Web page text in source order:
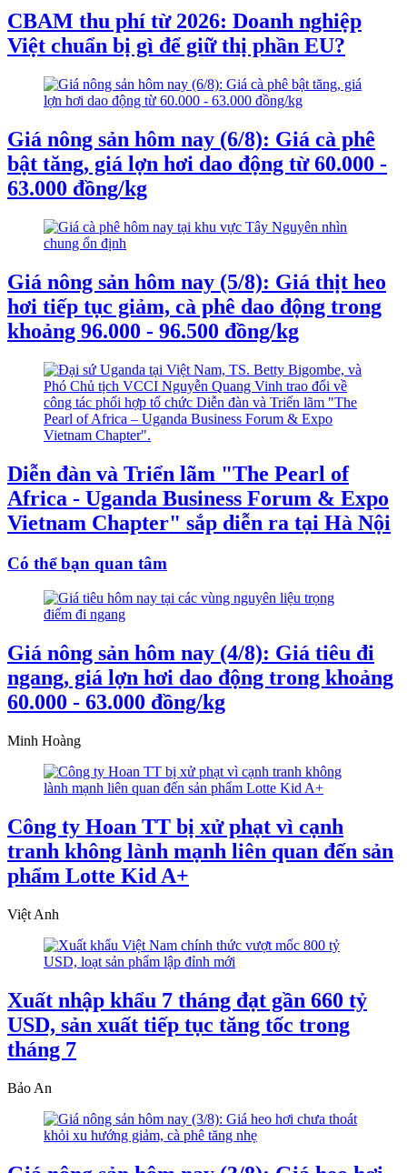
CBAM thu phí từ 2026: Doanh nghiệp
Việt chuẩn bị gì để giữ thị phần EU?
Giá nông sản hôm nay (6/8): Giá cà phê
bật tăng, giá lợn hơi dao động từ 60.000 -
63.000 đồng/kg
Giá nông sản hôm nay (5/8): Giá thịt heo
hơi tiếp tục giảm, cà phê dao động trong
khoảng 96.000 - 96.500 đồng/kg
Diễn đàn và Triển lãm "The Pearl of
Africa - Uganda Business Forum & Expo
Vietnam Chapter" sắp diễn ra tại Hà Nội
Có thể bạn quan tâm
Giá nông sản hôm nay (4/8): Giá tiêu đi
ngang, giá lợn hơi dao động trong khoảng
60.000 - 63.000 đồng/kg
Minh Hoàng
Công ty Hoan TT bị xử phạt vì cạnh
tranh không lành mạnh liên quan đến sản
phẩm Lotte Kid A+
Việt Anh
Xuất nhập khẩu 7 tháng đạt gần 660 tỷ
USD, sản xuất tiếp tục tăng tốc trong
tháng 7
Bảo An